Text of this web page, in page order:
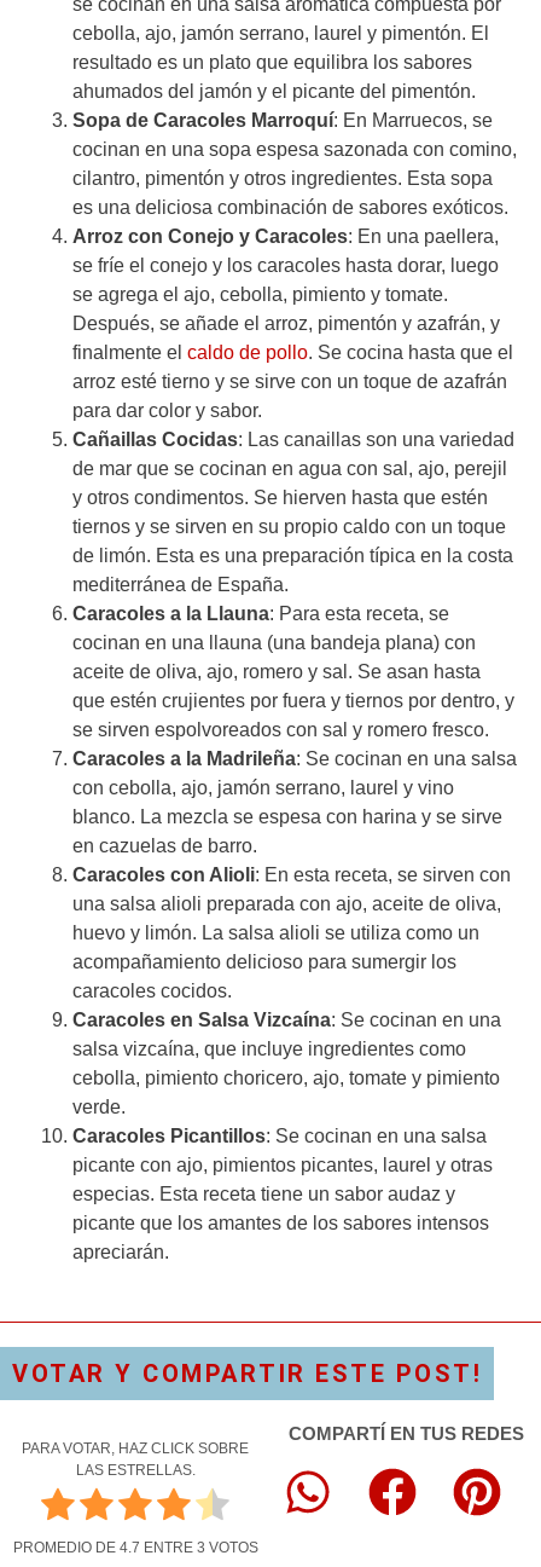
cebolla, ajo, jamón serrano, laurel y pimentón. El
resultado es un plato que equilibra los sabores
ahumados del jamón y el picante del pimentón.
Sopa de Caracoles Marroquí: En Marruecos, se
cocinan en una sopa espesa sazonada con comino,
cilantro, pimentón y otros ingredientes. Esta sopa
es una deliciosa combinación de sabores exóticos.
Arroz con Conejo y Caracoles: En una paellera,
se fríe el conejo y los caracoles hasta dorar, luego
se agrega el ajo, cebolla, pimiento y tomate.
Después, se añade el arroz, pimentón y azafrán, y
finalmente el caldo de pollo. Se cocina hasta que el
arroz esté tierno y se sirve con un toque de azafrán
para dar color y sabor.
Cañaillas Cocidas: Las canaillas son una variedad
de mar que se cocinan en agua con sal, ajo, perejil
y otros condimentos. Se hierven hasta que estén
tiernos y se sirven en su propio caldo con un toque
de limón. Esta es una preparación típica en la costa
mediterránea de España.
Caracoles a la Llauna: Para esta receta, se
cocinan en una llauna (una bandeja plana) con
aceite de oliva, ajo, romero y sal. Se asan hasta
que estén crujientes por fuera y tiernos por dentro, y
se sirven espolvoreados con sal y romero fresco.
Caracoles a la Madrileña: Se cocinan en una salsa
con cebolla, ajo, jamón serrano, laurel y vino
blanco. La mezcla se espesa con harina y se sirve
en cazuelas de barro.
Caracoles con Alioli: En esta receta, se sirven con
una salsa alioli preparada con ajo, aceite de oliva,
huevo y limón. La salsa alioli se utiliza como un
acompañamiento delicioso para sumergir los
caracoles cocidos.
Caracoles en Salsa Vizcaína: Se cocinan en una
salsa vizcaína, que incluye ingredientes como
cebolla, pimiento choricero, ajo, tomate y pimiento
verde.
Caracoles Picantillos: Se cocinan en una salsa
picante con ajo, pimientos picantes, laurel y otras
especias. Esta receta tiene un sabor audaz y
picante que los amantes de los sabores intensos
apreciarán.
VOTAR Y COMPARTIR ESTE POST!
PARA VOTAR, HAZ CLICK SOBRE
LAS ESTRELLAS.
PROMEDIO DE 4.7 ENTRE 3 VOTOS
COMPARTÍ EN TUS REDES